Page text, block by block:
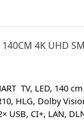
4K UHD
TV, LED, 140
HLG, Dolby
USB, CI+, LAN,